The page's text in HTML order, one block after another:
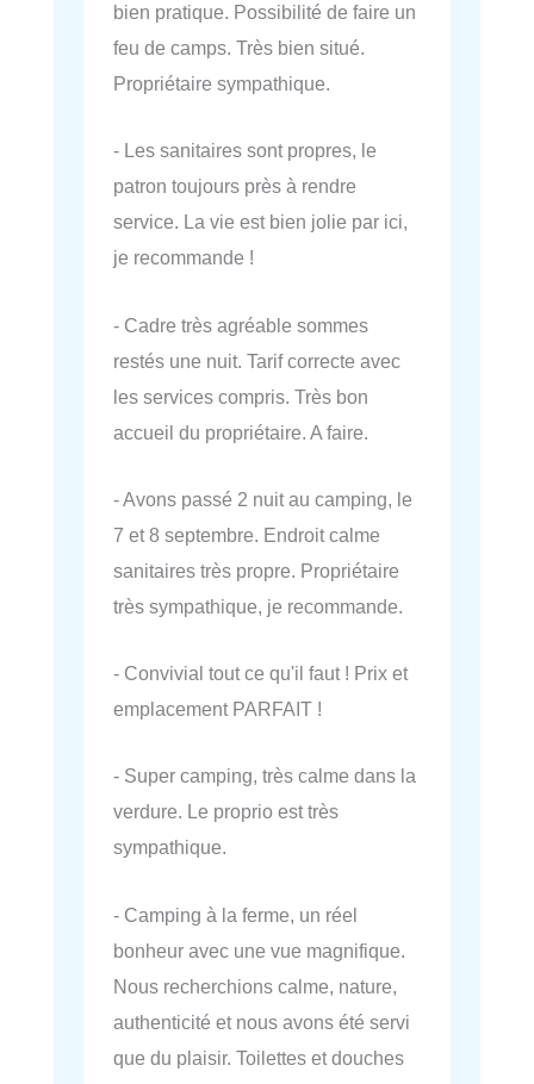
bien pratique. Possibilité de faire un
feu de camps. Très bien situé.
Propriétaire sympathique.
- Les sanitaires sont propres, le
patron toujours près à rendre
service. La vie est bien jolie par ici,
je recommande !
- Cadre très agréable sommes
restés une nuit. Tarif correcte avec
les services compris. Très bon
accueil du propriétaire. A faire.
- Avons passé 2 nuit au camping, le
7 et 8 septembre. Endroit calme
sanitaires très propre. Propriétaire
très sympathique, je recommande.
- Convivial tout ce qu'il faut ! Prix et
emplacement PARFAIT !
- Super camping, très calme dans la
verdure. Le proprio est très
sympathique.
- Camping à la ferme, un réel
bonheur avec une vue magnifique.
Nous recherchions calme, nature,
authenticité et nous avons été servi
que du plaisir. Toilettes et douches